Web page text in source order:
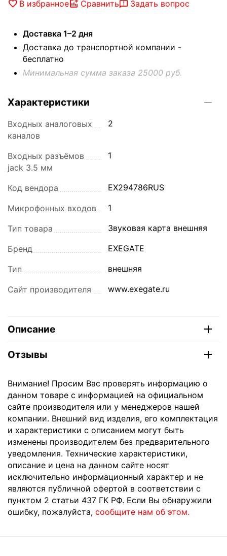
В избранное Сравнить Задать вопрос
Доставка 1–2 дня
Доставка до транспортной компании -
бесплатно
Минимальная сумма заказа 25000 руб.
Характеристики
Входных аналоговых
каналов
2
Входных разъёмов
jack 3.5 мм
1
Код вендора EX294786RUS
Микрофонных входов 1
Тип товара Звуковая карта внешняя
Бренд EXEGATE
Тип внешняя
Сайт производителя www.exegate.ru
Описание
Отзывы
Внимание! Просим Вас проверять информацию о
данном товаре с информацией на официальном
сайте производителя или у менеджеров нашей
компании. Внешний вид изделия, его комплектация
и характеристики с описанием могут быть
изменены производителем без предварительного
уведомления. Технические характеристики,
описание и цена на данном сайте носят
исключительно информационный характер и не
являются публичной офертой в соответствии с
пунктом 2 статьи 437 ГК РФ. Если Вы обнаружили
ошибку, пожалуйста, сообщите нам об этом.